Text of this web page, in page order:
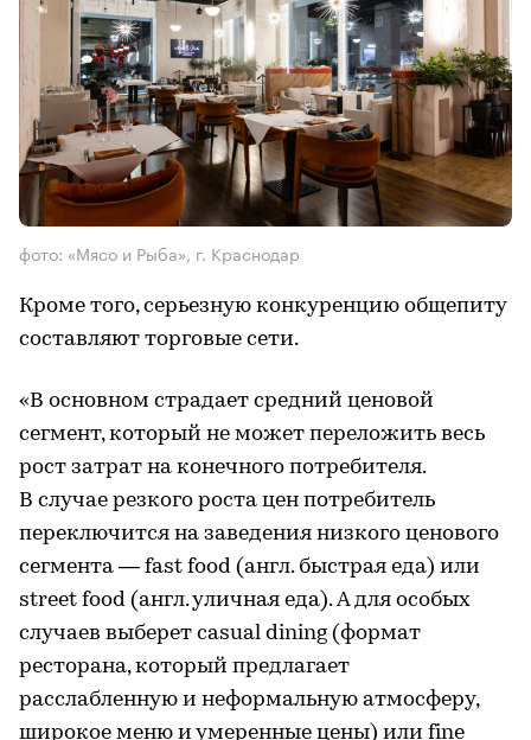
фото: «Мясо и Рыба», г. Краснодар
Кроме того, серьезную конкуренцию общепиту
составляют торговые сети.
«В основном страдает средний ценовой
сегмент, который не может переложить весь
рост затрат на конечного потребителя.
В случае резкого роста цен потребитель
переключится на заведения низкого ценового
сегмента — fast food (англ. быстрая еда) или
street food (англ. уличная еда). А для особых
случаев выберет casual dining (формат
ресторана, который предлагает
расслабленную и неформальную атмосферу,
широкое меню и умеренные цены) или fine